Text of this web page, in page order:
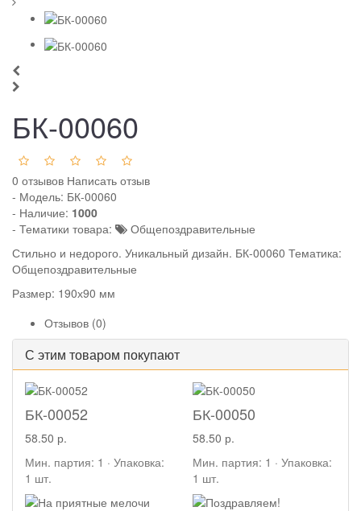
БК-00060
0 отзывов Написать отзыв
- Модель: БК-00060
- Наличие: 1000
- Тематики товара:
Общепоздравительные
Стильно и недорого. Уникальный дизайн. БК-00060 Тематика:
Общепоздравительные
Размер: 190х90 мм
Отзывов (0)
С этим товаром покупают
БК-00052
58.50 р.
Мин. партия: 1 · Упаковка:
1 шт.
БК-00050
58.50 р.
Мин. партия: 1 · Упаковка:
1 шт.